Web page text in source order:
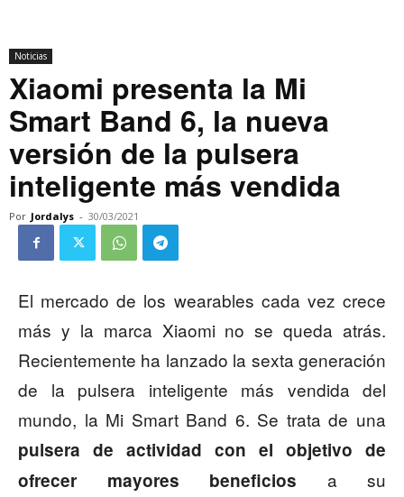
Noticias
Xiaomi presenta la Mi
Smart Band 6, la nueva
versión de la pulsera
inteligente más vendida
Por Jordalys - 30/03/2021
El mercado de los wearables cada vez crece
más y la marca Xiaomi no se queda atrás.
Recientemente ha lanzado la sexta generación
de la pulsera inteligente más vendida del
mundo, la Mi Smart Band 6. Se trata de una
pulsera de actividad con el objetivo de
ofrecer mayores beneficios a su